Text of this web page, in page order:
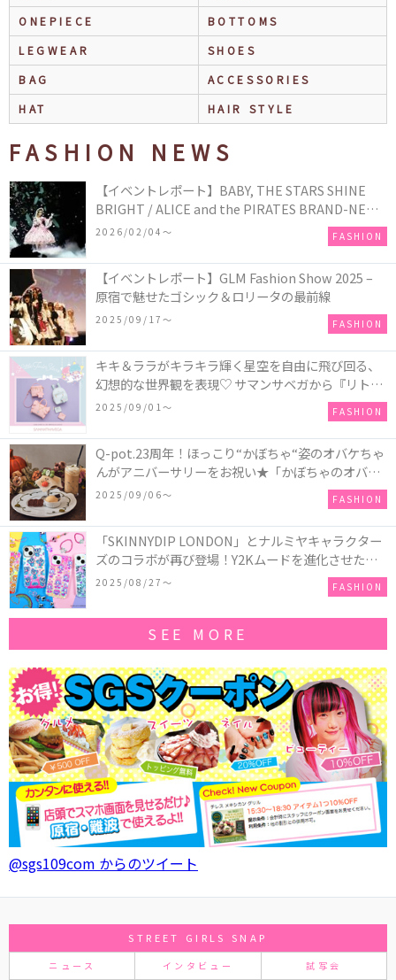
ONEPIECE
BOTTOMS
LEGWEAR
SHOES
BAG
ACCESSORIES
HAT
HAIR STYLE
FASHION NEWS
【イベントレポート】BABY, THE STARS SHINE
BRIGHT / ALICE and the PIRATES BRAND-NEW
COLLECTION in TOKYO
2026/02/04〜 FASHION
【イベントレポート】GLM Fashion Show 2025 –
原宿で魅せたゴシック＆ロリータの最前線
2025/09/17〜 FASHION
キキ＆ララがキラキラ輝く星空を自由に飛び回る、
幻想的な世界観を表現♡ サマンサベガから『リトル
ツインスターズ』50周年アニバーサリーイヤー』を
2025/09/01〜 FASHION
Q-pot.23周年！ほっこり“かぼちゃ“姿のオバケちゃ
んがアニバーサリーをお祝い★「かぼちゃのオバケ
ーキアクセサリー」が新発売！Q-pot CAFE.では
「かぼちゃのオバケーキプレート」も登場
2025/09/06〜 FASHION
「SKINNYDIP LONDON」とナルミヤキャラクター
ズのコラボが再び登場！Y2Kムードを進化させた新
作コレクションを発売♪
2025/08/27〜 FASHION
SEE MORE
@sgs109com からのツイート
STREET GIRLS SNAP
ニュース インタビュー 試写会